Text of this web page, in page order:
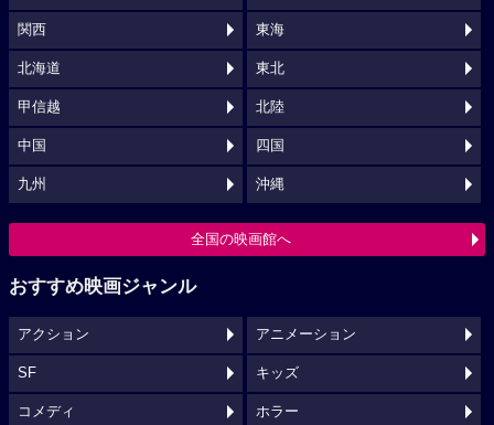
関西 東海
北海道 東北
甲信越 北陸
中国 四国
九州 沖縄
全国の映画館へ
おすすめ映画ジャンル
アクション アニメーション
SF キッズ
コメディ ホラー